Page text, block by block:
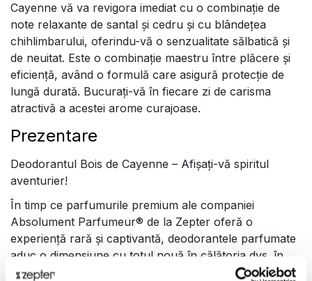
Cayenne vă va revigora imediat cu o combinație de
note relaxante de santal și cedru și cu blândețea
chihlimbarului, oferindu-vă o senzualitate sălbatică și
de neuitat. Este o combinație maestru între plăcere și
eficiență, având o formulă care asigură protecție de
lungă durată. Bucurați-vă în fiecare zi de carisma
atractivă a acestei arome curajoase.
Prezentare
Deodorantul Bois de Cayenne – Afișați-vă spiritul
aventurier!
În timp ce parfumurile premium ale companiei
Absolument Parfumeur® de la Zepter oferă o
experiență rară și captivantă, deodorantele parfumate
aduc o dimensiune cu totul nouă în călătoria dvs. în
lumea aromelor – și anume arta aplicării straturilor de